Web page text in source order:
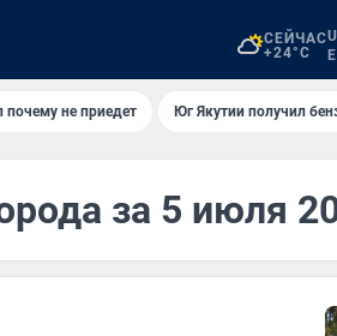
СЕЙЧАС
+24°C
не приедет Юг Якутии получил
за 5 июля